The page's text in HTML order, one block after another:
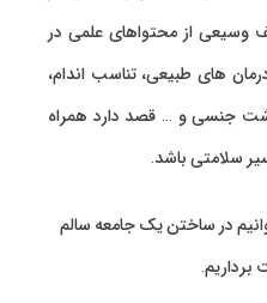
وسیعی از محتواهای علمی در
های طبیعی، تناسب اندام،
جنسی و … قصد دارد همراه
سلامتی باشد.
در ساختن یک جامعه سالم